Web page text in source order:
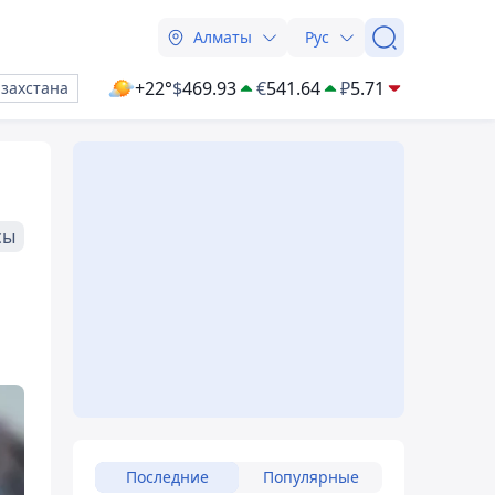
Алматы Рус
+22°$469.93 €541.64 ₽5.71
Последние Популярные